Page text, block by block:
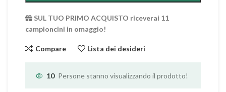
SUL TUO PRIMO ACQUISTO riceverai 11
campioncini in omaggio!
Compare Lista dei desideri
10 Persone stanno visualizzando il prodotto!